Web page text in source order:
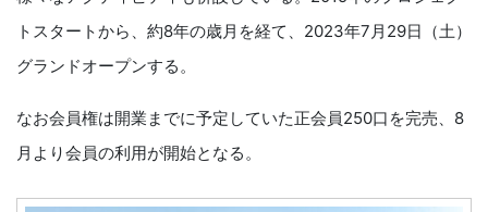
トスタートから、約8年の歳⽉を経て、2023年7⽉29⽇（⼟）
グランドオープンする。
なお会員権は開業までに予定していた正会員250⼝を完売、8
⽉より会員の利⽤が開始となる。